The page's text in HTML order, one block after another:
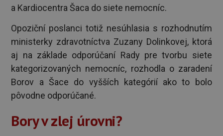
a Kardiocentra Šaca do siete nemocníc.
Opoziční poslanci totiž nesúhlasia s rozhodnutím
ministerky zdravotníctva Zuzany Dolinkovej, ktorá
aj na základe odporúčaní Rady pre tvorbu siete
kategorizovaných nemocníc, rozhodla o zaradení
Borov a Šace do vyšších kategórií ako to bolo
pôvodne odporúčané.
Bory v zlej úrovni?